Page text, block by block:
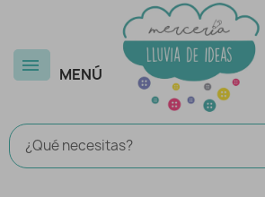
MENÚ